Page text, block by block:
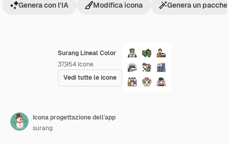
Surang Lineal Color
37,954 Icone
Vedi tutte le icone
Genera con l'IA Modifica icona Genera un
Icona progettazione dell'app
surang